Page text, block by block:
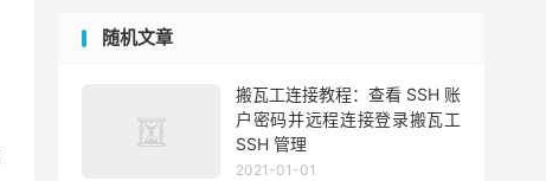
随机文章
搬瓦工连接教程：查看 SSH 账
户密码并远程连接登录搬瓦工
SSH 管理
2021-01-01